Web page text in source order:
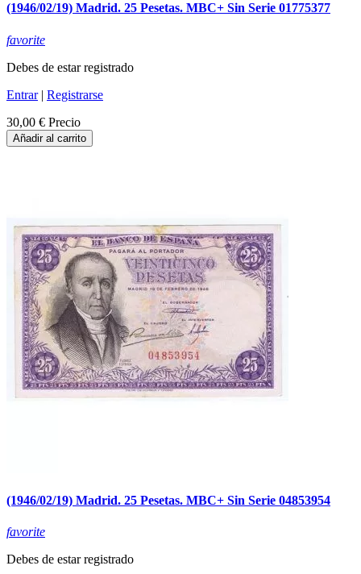
(1946/02/19) Madrid. 25 Pesetas. MBC+ Sin Serie 01775377
favorite
Debes de estar registrado
Entrar| Registrarse
30,00 € Precio
Añadir al carrito
(1946/02/19) Madrid. 25 Pesetas. MBC+ Sin Serie 04853954
favorite
Debes de estar registrado